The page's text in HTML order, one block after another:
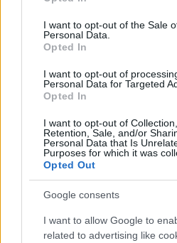
use your data for below specified
consent section.
I want to opt-out of the Sale
Personal Data.
Opted In
I want to opt-out of
Personal Data for Targeted
Opted In
I want to opt-out of
Retention, Sale, and/or
Personal Data that Is
Purposes for which it was
Opted Out
Google consents
I want to allow Google to
related to advertising like
Előzetest kapott
Kettősen mér a